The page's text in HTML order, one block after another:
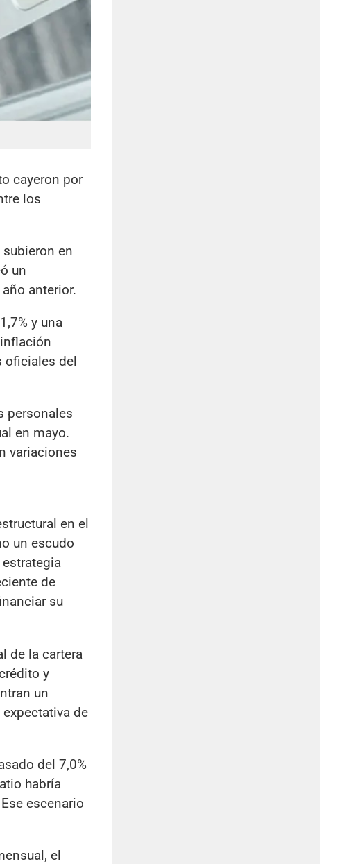
cayeron por
los
en
un
anterior.
y una
oficiales del
personales
en mayo.
variaciones
en el
un escudo
de
su
de la cartera
y
un
de
del 7,0%
habría
escenario
el